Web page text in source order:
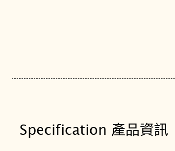
Specification 產品資訊